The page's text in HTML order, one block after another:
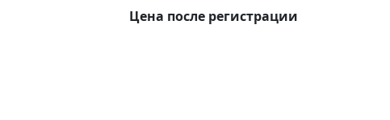
Цена после регистрации